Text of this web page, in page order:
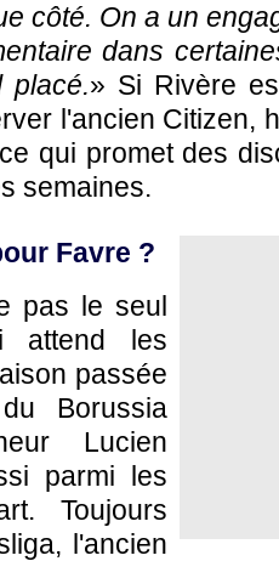
côté. On a un
dans
placé.» Si Rivère
l'ancien Citizen,
qui promet des
semaines.
Favre ?
pas le seul
attend les
passée
Borussia
Lucien
parmi les
Toujours
l'ancien